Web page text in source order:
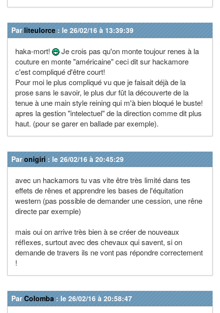
Par liteulorce : le 26/02/16 à 13:39:39
haka-mort!
Je crois pas qu'on monte toujour renes à la
couture en monte "américaine" ceci dit sur hackamore
c'est compliqué d'être court!
Pour moi le plus compliqué vu que je faisait déjà de la
prose sans le savoir, le plus dur fût la découverte de la
tenue à une main style reining qui m'à bien bloqué le buste!
apres la gestion "intelectuel" de la direction comme dit plus
haut. (pour se garer en ballade par exemple).
Paronigiri : le 26/02/16 à 20:45:29
avec un hackamors tu vas vite être très limité dans tes
effets de rênes et apprendre les bases de l'équitation
western (pas possible de demander une cession, une rêne
directe par exemple)
mais oui on arrive très bien à se créer de nouveaux
réflexes, surtout avec des chevaux qui savent, si on
demande de travers ils ne vont pas répondre correctement
!
ParColomba : le 26/02/16 à 20:58:47